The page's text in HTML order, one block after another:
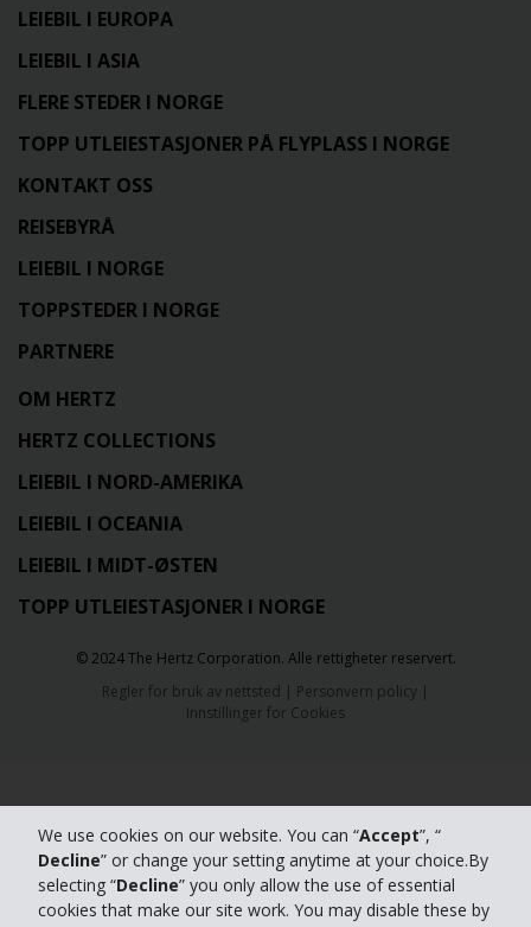
We use cookies on our website. You can “Accept”, “
Decline” or change your setting anytime at your choice.By
selecting “Decline” you only allow the use of essential
cookies that make our site work. You may disable these by
LEIEBIL I EUROPA
LEIEBIL I ASIA
FLERE STEDER I NORGE
TOPP UTLEIESTASJONER PÅ FLYPLASS I NORGE
KONTAKT OSS
REISEBYRÅ
LEIEBIL I NORGE
TOPPSTEDER I NORGE
PARTNERE
OM HERTZ
HERTZ COLLECTIONS
LEIEBIL I NORD-AMERIKA
LEIEBIL I OCEANIA
LEIEBIL I MIDT-ØSTEN
TOPP UTLEIESTASJONER I NORGE
© 2024 The Hertz Corporation. Alle rettigheter reservert.
Regler for bruk av nettsted | Personvern policy |
Innstillinger for Cookies